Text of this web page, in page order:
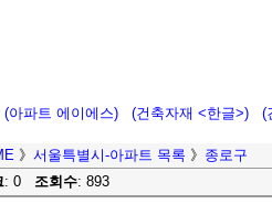
(아파트 에이에스) (건축자재 <한글>) (
》 서울특별시-아파트 목록 》 종로구
: 0 조회수: 893